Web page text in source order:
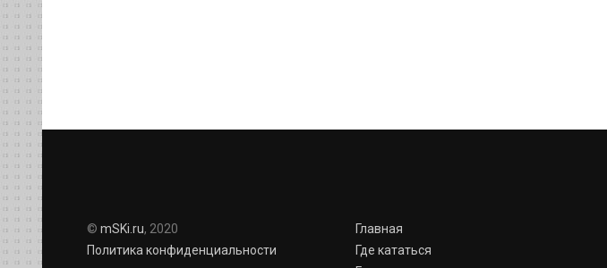
© mSKi.ru, 2020
Политика конфиденциальности
Главная
Где кататься